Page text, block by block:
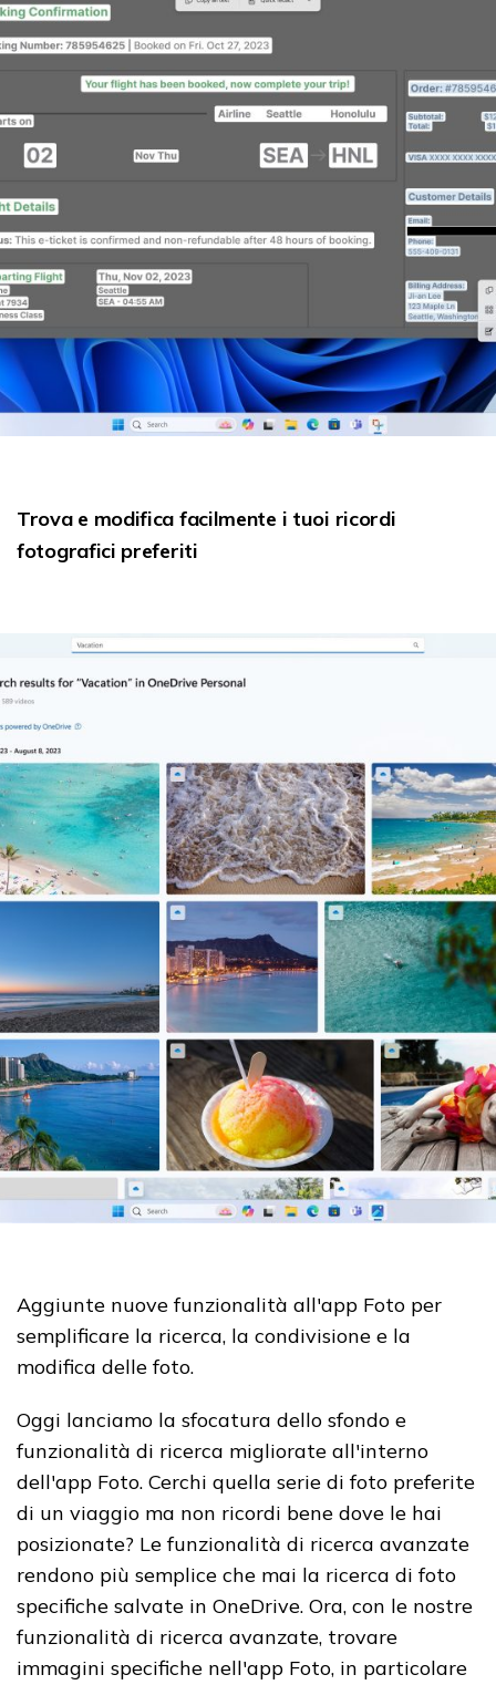
Trova e modifica facilmente i tuoi ricordi
fotografici preferiti
Aggiunte nuove funzionalità all'app Foto per
semplificare la ricerca, la condivisione e la
modifica delle foto.
Oggi lanciamo la sfocatura dello sfondo e
funzionalità di ricerca migliorate all'interno
dell'app Foto. Cerchi quella serie di foto preferite
di un viaggio ma non ricordi bene dove le hai
posizionate? Le funzionalità di ricerca avanzate
rendono più semplice che mai la ricerca di foto
specifiche salvate in OneDrive. Ora, con le nostre
funzionalità di ricerca avanzate, trovare
immagini specifiche nell'app Foto, in particolare